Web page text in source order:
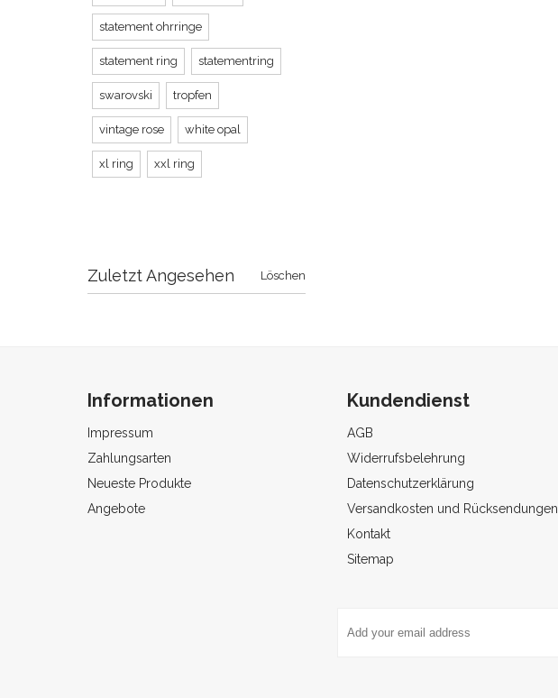
statement ohrringe
statement ring statementring
swarovski tropfen
vintage rose white opal
xl ring xxl ring
Zuletzt Angesehen Löschen
Informationen
Impressum
Zahlungsarten
Neueste Produkte
Angebote
Kundendienst
AGB
Widerrufsbelehrung
Datenschutzerklärung
Versandkosten und Rücksendungen
Kontakt
Sitemap